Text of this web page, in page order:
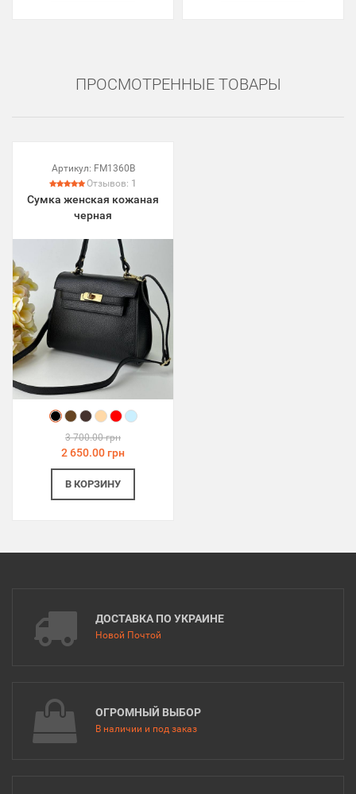
ПРОСМОТРЕННЫЕ ТОВАРЫ
Артикул: FM1360B
Отзывов: 1
Сумка женская кожаная
черная
3 700.00 грн
2 650.00 грн
В КОРЗИНУ
ДОСТАВКА ПО УКРАИНЕ
Новой Почтой
ОГРОМНЫЙ ВЫБОР
В наличии и под заказ